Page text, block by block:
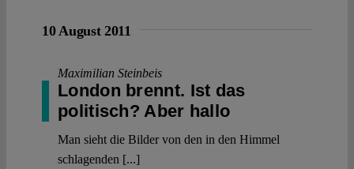
10 August 2011
Maximilian Steinbeis
London brennt. Ist das
politisch? Aber hallo
Man sieht die Bilder von den in den Himmel
schlagenden [...]